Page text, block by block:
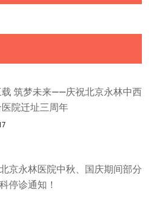
筑梦未来——庆祝北京永林中西
院迁址三周年
北京永林医院中秋、国庆期间部分
停诊通知！